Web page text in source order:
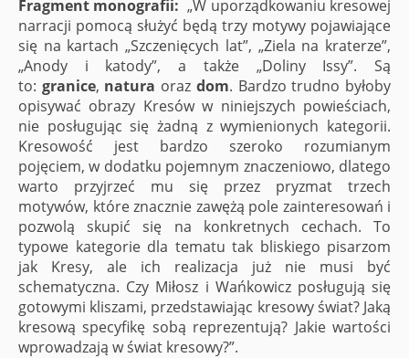
Fragment monografii:„W uporządkowaniu kresowej
narracji pomocą służyć będą trzy motywy pojawiające
się na kartach „Szczenięcych lat”, „Ziela na kraterze”,
„Anody i katody”, a także „Doliny Issy”. Są
to: granice, natura oraz dom. Bardzo trudno byłoby
opisywać obrazy Kresów w niniejszych powieściach,
nie posługując się żadną z wymienionych kategorii.
Kresowość jest bardzo szeroko rozumianym
pojęciem, w dodatku pojemnym znaczeniowo, dlatego
warto przyjrzeć mu się przez pryzmat trzech
motywów, które znacznie zawężą pole zainteresowań i
pozwolą skupić się na konkretnych cechach. To
typowe kategorie dla tematu tak bliskiego pisarzom
jak Kresy, ale ich realizacja już nie musi być
schematyczna. Czy Miłosz i Wańkowicz posługują się
gotowymi kliszami, przedstawiając kresowy świat? Jaką
kresową specyfikę sobą reprezentują? Jakie wartości
wprowadzają w świat kresowy?”.